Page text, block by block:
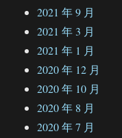
2021 年 9 月
2021 年 3 月
2021 年 1 月
2020 年 12 月
2020 年 10 月
2020 年 8 月
2020 年 7 月